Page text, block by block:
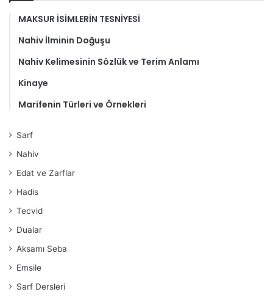
MAKSUR İSİMLERİN TESNİYESİ
Nahiv İlminin Doğuşu
Nahiv Kelimesinin Sözlük ve Terim Anlamı
Kinaye
Marifenin Türleri ve Örnekleri
Sarf
Nahiv
Edat ve Zarflar
Hadis
Tecvid
Dualar
Aksamı Seba
Emsile
Sarf Dersleri